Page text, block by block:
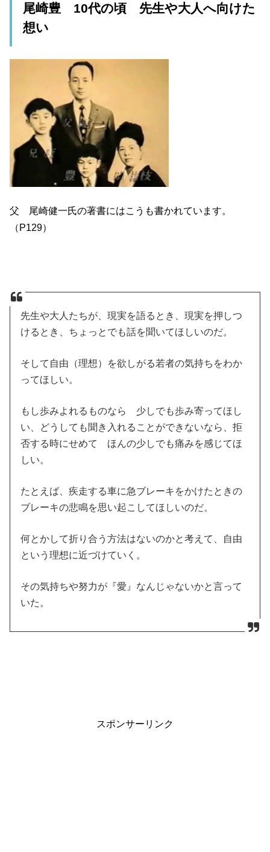
尾崎豊 10代の頃 先生や大人へ向けた
想い
父 尾崎健一氏の著書にはこうも書かれています。
（P129）
先生や大人たちが、現実を語るとき、現実を押しつ
けるとき、ちょっとでも話を聞いてほしいのだ。
そして自由（理想）を欲しがる若者の気持ちをわか
ってほしい。
もし歩みよれるものなら 少しでも歩み寄ってほし
い、どうしても聞き入れることができないなら、拒
否する時にせめて ほんの少しでも痛みを感じてほ
しい。
たとえば、疾走する車に急ブレーキをかけたときの
ブレーキの悲鳴を思い起こしてほしいのだ。
何とかして折り合う方法はないのかと考えて、自由
という理想に近づけていく。
その気持ちや努力が『愛』なんじゃないかと言って
いた。
スポンサーリンク